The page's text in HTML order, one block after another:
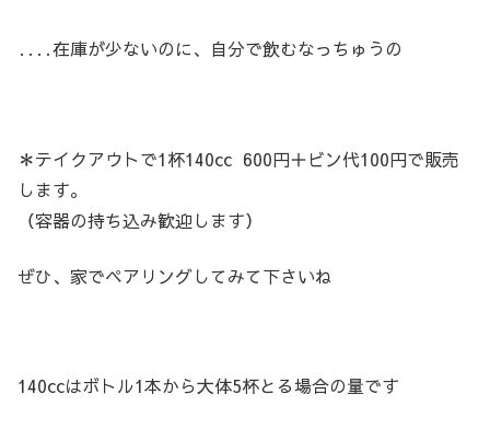
‥‥在庫が少ないのに、自分で飲むなっちゅうの
＊テイクアウトで1杯140cc 600円＋ビン代100円で販売
します。
（容器の持ち込み歓迎します）
ぜひ、家でペアリングしてみて下さいね
140ccはボトル1本から大体5杯とる場合の量です